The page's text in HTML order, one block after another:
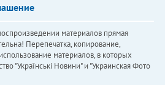
материалов прямая
Перепечатка, копирование,
материалов, в которых
"Українськi Новини" и "Украинская Фото